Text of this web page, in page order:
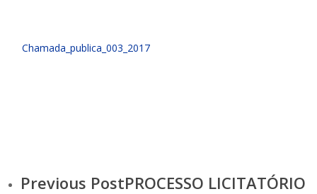
Chamada_publica_003_2017
Previous PostPROCESSO LICITATÓRIO